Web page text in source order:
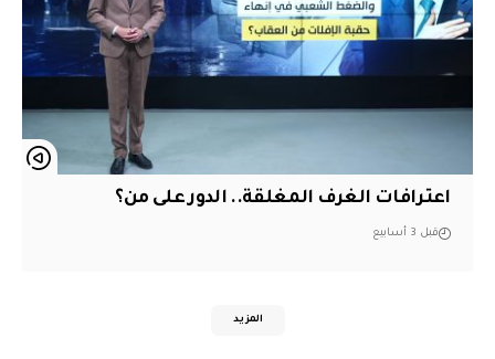
اعترافات الغرف المغلقة.. الدور على من؟
قبل 3 أسابيع
المزيد